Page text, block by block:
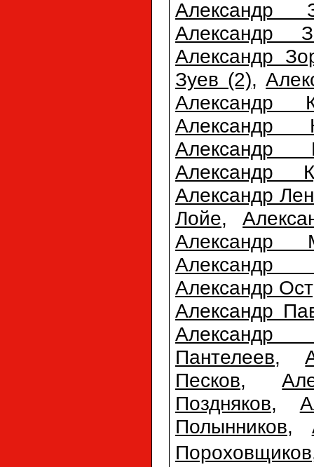
Александр
Александр
Александр
Зуев (2),
Александр
Александр
Александр
Александр
Александр
Лойе,
Александр
Александр
Александр
Александр
Александр
Пантелеев,
Песков,
Поздняков,
Полынников,
Пороховщиков